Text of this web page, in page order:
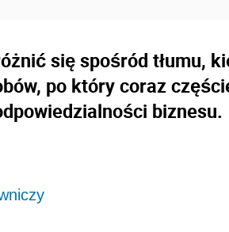
się spośród tłumu,
po który coraz
biznesu.